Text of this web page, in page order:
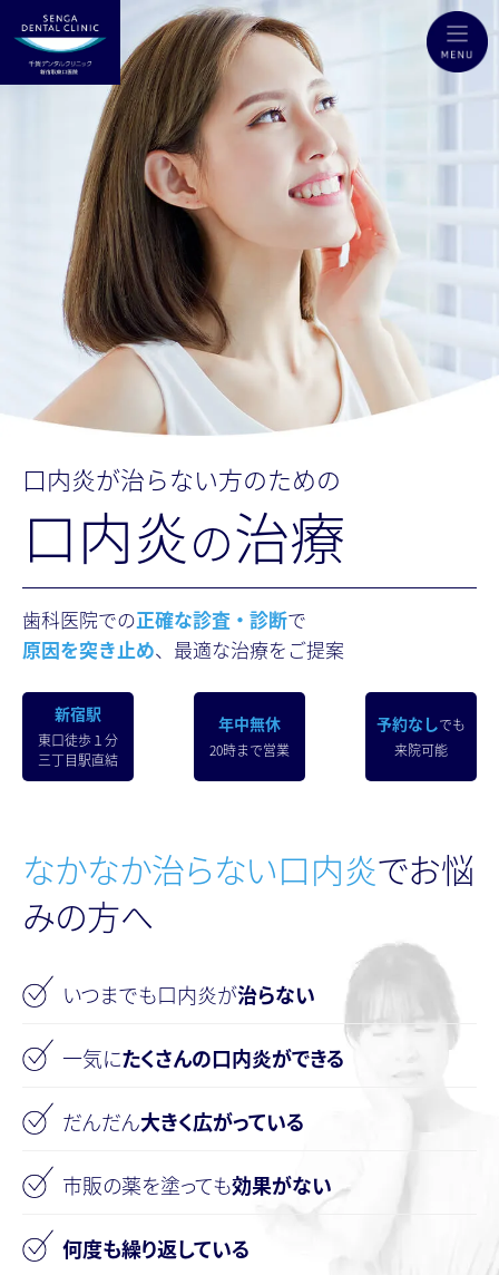
口内炎が治らない方のための
口内炎の治療
歯科医院での正確な診査・診断で
原因を突き止め、最適な治療をご提案
新宿駅
東口徒歩１分
三丁目駅直結
年中無休
20時まで営業
予約なしでも
来院可能
なかなか治らない口内炎でお悩
みの方へ
いつまでも口内炎が治らない
市販の薬を塗っても効果がない
だんだん大きく広がっている
何度も繰り返している
一気にたくさんの口内炎ができる